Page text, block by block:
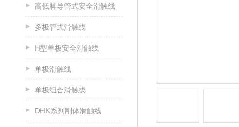
高低脚导管式安全滑触线
多极管式滑触线
H型单极安全滑触线
单极滑触线
单极组合滑触线
DHK系列刚体滑触线